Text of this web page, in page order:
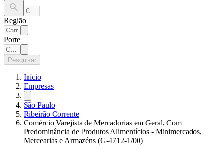
Região
Porte
Pesquisar
Início
Empresas
São Paulo
Ribeirão Corrente
Comércio Varejista de Mercadorias em Geral, Com
Predominância de Produtos Alimentícios - Minimercados,
Mercearias e Armazéns (G-4712-1/00)